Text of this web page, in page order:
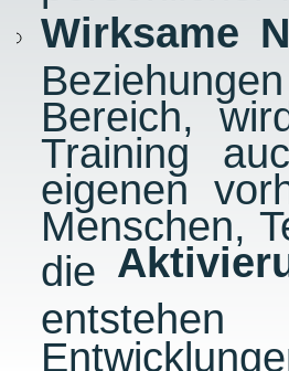
Wirksame
Bereich,
Training
eigenen
Menschen,
die